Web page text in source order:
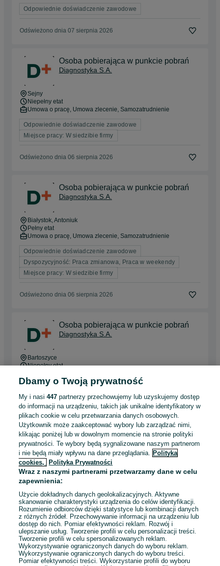
Odpowiednie doświadczenie zawodowe
Odświeżono dnia 07 sierpnia 2026
Osoba pobierająca w punkcie pobrań
Diagnostyka S.A.
Sejny
Niepełny etat
Umowa o pracę, Umowa zlecenie, Samozatrudnienie
Odpowiednie doświadczenie zawodowe
Miejsce pracy: W siedzibie firmy
Odświeżono dnia 06 sierpnia 2026
Osoba pobierająca w punkcie pobrań
Diagnostyka S.A.
Białystok , Antoniuk
Pełny etat
Umowa o pracę, Umowa zlecenie, Samozatrudnienie
Odpowiednie doświadczenie zawodowe
Dyspozycyjność: Praca zmianowa, Praca w weekendy
Miejsce pracy: W siedzibie firmy
Odświeżono dnia 06 sierpnia 2026
Osoba pobierająca w punkcie pobrań
Diagnostyka S.A.
Bartoszyce
Niepełny etat
Odpowiednie doświadczenie zawodowe
Odświeżono dnia 06 sierpnia 2026
Technolog Laboratoryjny lub
Technolożka Laboratoryjna
Diagnostyka S.A.
Augustów
Pełny etat
Odpowiednie doświadczenie zawodowe
Dyspozycyjność: Praca zmianowa, Praca w weekendy
Miejsce pracy: W siedzibie firmy
05 sierpnia 2026
Dbamy o Twoją prywatność
My i nasi447 partnerzy przechowujemy lub uzyskujemy dostęp
do informacji na urządzeniu, takich jak unikalne identyfikatory w
plikach cookie w celu przetwarzania danych osobowych.
Użytkownik może zaakceptować wybory lub zarządzać nimi,
klikając poniżej lub w dowolnym momencie na stronie polityki
prywatności. Te wybory będą sygnalizowane naszym partnerom
i nie będą miały wpływu na dane przeglądania. Polityka
cookies,
Polityka Prywatności
Wraz z naszymi partnerami przetwarzamy dane w celu
zapewnienia:
Użycie dokładnych danych geolokalizacyjnych. Aktywne
skanowanie charakterystyki urządzenia do celów identyfikacji.
Rozumienie odbiorców dzięki statystyce lub kombinacji danych
z różnych źródeł. Przechowywanie informacji na urządzeniu lub
dostęp do nich. Pomiar efektywności reklam. Rozwój i
ulepszanie usług. Tworzenie profili w celu personalizacji treści.
Tworzenie profili w celu spersonalizowanych reklam.
Wykorzystywanie ograniczonych danych do wyboru reklam.
Wykorzystywanie ograniczonych danych do wyboru treści.
Pomiar efektywności treści. Wykorzystanie profili do wyboru